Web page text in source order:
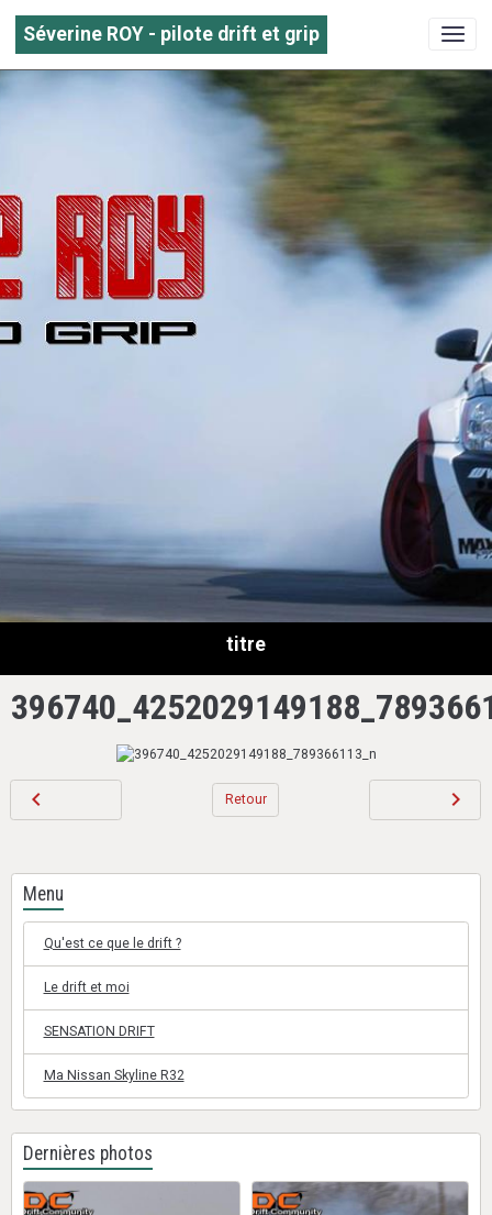
Séverine ROY - pilote drift et grip
titre
Retour
Menu
Qu'est ce que le drift ?
Le drift et moi
SENSATION DRIFT
Ma Nissan Skyline R32
Dernières photos